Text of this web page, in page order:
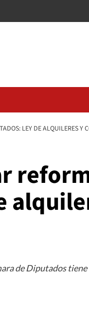
LEY DE ALQUILERES Y
de Diputados